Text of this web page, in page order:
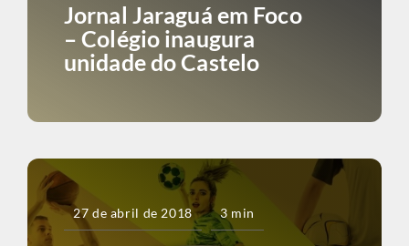
Jornal Jaraguá em Foco
– Colégio inaugura
unidade do Castelo
27 de abril de 2018 3 min